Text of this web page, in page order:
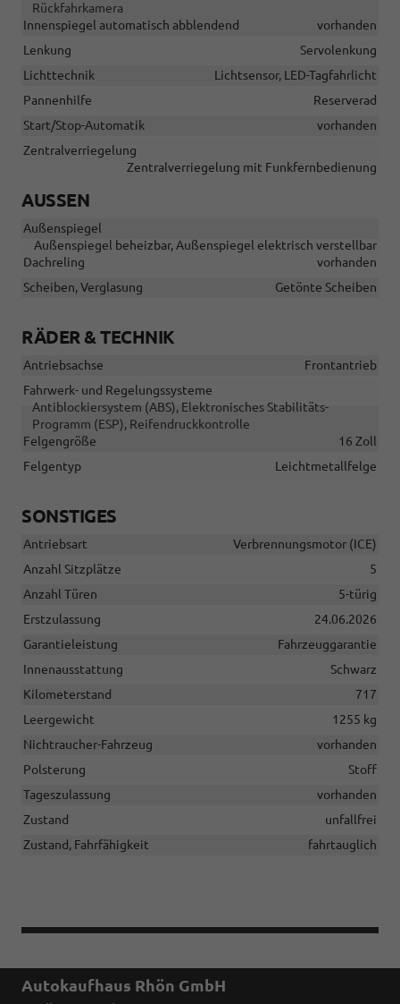
Rückfahrkamera
Innenspiegel automatisch abblendend
vorhanden
Lenkung
Servolenkung
Lichttechnik
Lichtsensor, LED-Tagfahrlicht
Pannenhilfe
Reserverad
Start/Stop-Automatik
vorhanden
Zentralverriegelung
Zentralverriegelung mit Funkfernbedienung
AUSSEN
Außenspiegel
Außenspiegel beheizbar, Außenspiegel elektrisch verstellbar
Dachreling
vorhanden
Scheiben, Verglasung
Getönte Scheiben
RÄDER & TECHNIK
Antriebsachse
Frontantrieb
Fahrwerk- und Regelungssysteme
Antiblockiersystem (ABS), Elektronisches Stabilitäts-
Programm (ESP), Reifendruckkontrolle
Felgengröße
16 Zoll
Felgentyp
Leichtmetallfelge
SONSTIGES
Antriebsart
Verbrennungsmotor (ICE)
Anzahl Sitzplätze
5
Anzahl Türen
5-türig
Erstzulassung
24.06.2026
Garantieleistung
Fahrzeuggarantie
Innenausstattung
Schwarz
Kilometerstand
717
Leergewicht
1255 kg
Nichtraucher-Fahrzeug
vorhanden
Polsterung
Stoff
Tageszulassung
vorhanden
Zustand
unfallfrei
Zustand, Fahrfähigkeit
fahrtauglich
Autokaufhaus Rhön GmbH